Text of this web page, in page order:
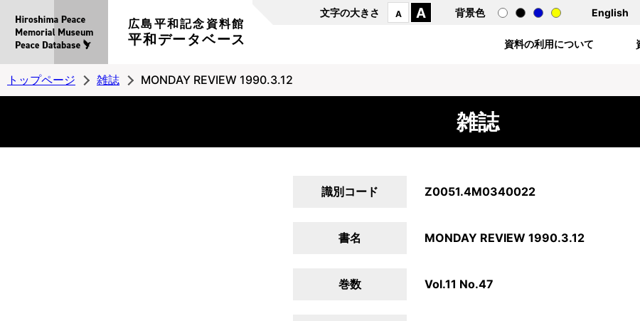
広島平和記念資料館
平和データベース
文字の大きさ A A 背景色 English
資料の利用について
トップページ 雑誌 MONDAY REVIEW 1990.3.12
雑誌
識別コード Z0051.4M0340022
書名 MONDAY REVIEW 1990.3.12
巻数 Vol.11 No.47